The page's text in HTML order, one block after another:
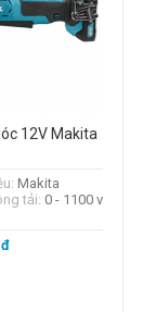
12V Makita
Makita
tải: 0 - 1100 v
đ